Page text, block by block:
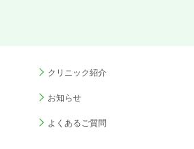
クリニック紹介
お知らせ
よくあるご質問